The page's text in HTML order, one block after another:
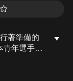
著準備的
青年選手強
成員的日